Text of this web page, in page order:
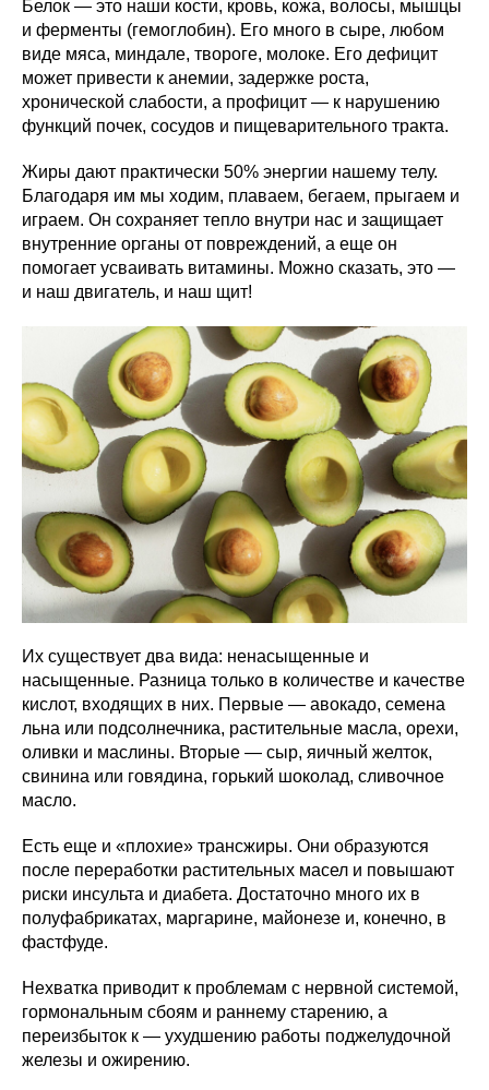
Белок — это наши кости, кровь, кожа, волосы, мышцы
и ферменты (гемоглобин). Его много в сыре, любом
виде мяса, миндале, твороге, молоке. Его дефицит
может привести к анемии, задержке роста,
хронической слабости, а профицит — к нарушению
функций почек, сосудов и пищеварительного тракта.
Жиры дают практически 50% энергии нашему телу.
Благодаря им мы ходим, плаваем, бегаем, прыгаем и
играем. Он сохраняет тепло внутри нас и защищает
внутренние органы от повреждений, а еще он
помогает усваивать витамины. Можно сказать, это —
и наш двигатель, и наш щит!
Их существует два вида: ненасыщенные и
насыщенные. Разница только в количестве и качестве
кислот, входящих в них. Первые — авокадо, семена
льна или подсолнечника, растительные масла, орехи,
оливки и маслины. Вторые — сыр, яичный желток,
свинина или говядина, горький шоколад, сливочное
масло.
Есть еще и «плохие» трансжиры. Они образуются
после переработки растительных масел и повышают
риски инсульта и диабета. Достаточно много их в
полуфабрикатах, маргарине, майонезе и, конечно, в
фастфуде.
Нехватка приводит к проблемам с нервной системой,
гормональным сбоям и раннему старению, а
переизбыток к — ухудшению работы поджелудочной
железы и ожирению.